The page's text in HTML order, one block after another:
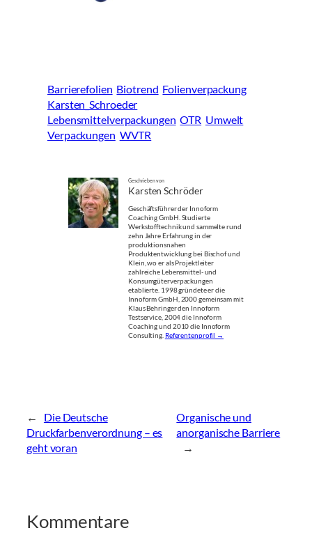
Barrierefolien Biotrend Folienverpackung
Karsten_Schroeder
Lebensmittelverpackungen OTR Umwelt
Verpackungen WVTR
Geschrieben von
Karsten Schröder
Geschäftsführer der Innoform
Coaching GmbH. Studierte
Werkstofftechnik und sammelte rund
zehn Jahre Erfahrung in der
produktionsnahen
Produktentwicklung bei Bischof und
Klein, wo er als Projektleiter
zahlreiche Lebensmittel- und
Konsumgüterverpackungen
etablierte. 1998 gründete er die
Innoform GmbH, 2000 gemeinsam mit
Klaus Behringer den Innoform
Testservice, 2004 die Innoform
Coaching und 2010 die Innoform
Consulting. Referentenprofil →
←
Die Deutsche
Druckfarbenverordnung – es
geht voran
Organische und
anorganische Barriere
→
Kommentare